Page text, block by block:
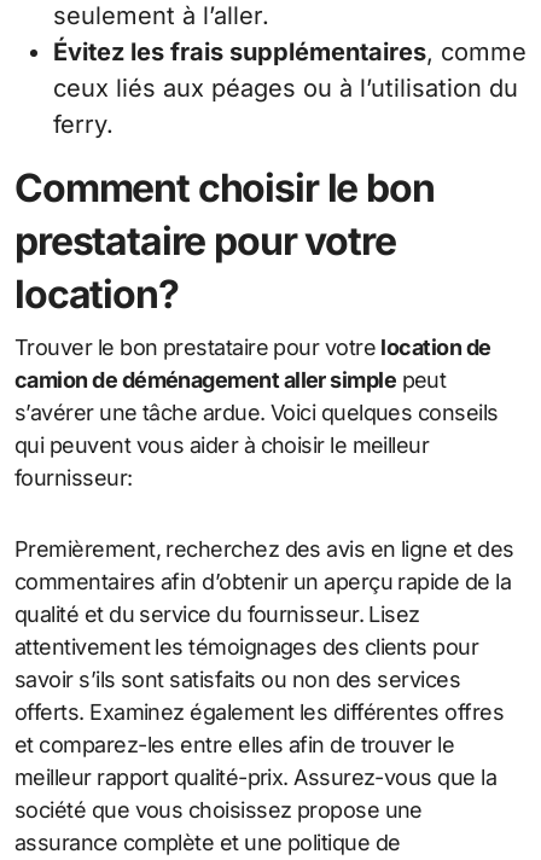
seulement à l’aller.
Évitez les frais supplémentaires, comme
ceux liés aux péages ou à l’utilisation du
ferry.
Comment choisir le bon
prestataire pour votre
location?
Trouver le bon prestataire pour votre location de
camion de déménagement aller simple peut
s’avérer une tâche ardue. Voici quelques conseils
qui peuvent vous aider à choisir le meilleur
fournisseur:
Premièrement, recherchez des avis en ligne et des
commentaires afin d’obtenir un aperçu rapide de la
qualité et du service du fournisseur. Lisez
attentivement les témoignages des clients pour
savoir s’ils sont satisfaits ou non des services
offerts. Examinez également les différentes offres
et comparez-les entre elles afin de trouver le
meilleur rapport qualité-prix. Assurez-vous que la
société que vous choisissez propose une
assurance complète et une politique de